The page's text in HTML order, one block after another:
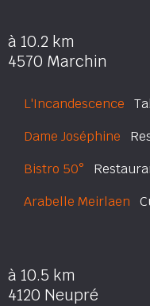
à 10.2 km
4570 Marchin
L'Incandescence
Dame Joséphine
Bistro 50°
Arabelle Meirlaen
à 10.5 km
4120 Neupré